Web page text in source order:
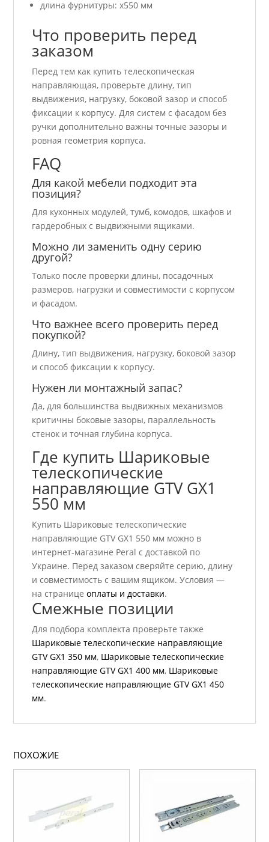
длина фурнитуры: x550 мм
Что проверить перед
заказом
Перед тем как купить телескопическая
направляющая, проверьте длину, тип
выдвижения, нагрузку, боковой зазор и способ
фиксации к корпусу. Для систем с фасадом без
ручки дополнительно важны точные зазоры и
ровная геометрия корпуса.
FAQ
Для какой мебели подходит эта
позиция?
Для кухонных модулей, тумб, комодов, шкафов и
гардеробных с выдвижными ящиками.
Можно ли заменить одну серию
другой?
Только после проверки длины, посадочных
размеров, нагрузки и совместимости с корпусом
и фасадом.
Что важнее всего проверить перед
покупкой?
Длину, тип выдвижения, нагрузку, боковой зазор
и способ фиксации к корпусу.
Нужен ли монтажный запас?
Да, для большинства выдвижных механизмов
критичны боковые зазоры, параллельность
стенок и точная глубина корпуса.
Где купить Шариковые
телескопические
направляющие GTV GX1
550 мм
Купить Шариковые телескопические
направляющие GTV GX1 550 мм можно в
интернет-магазине Peral с доставкой по
Украине. Перед заказом сверяйте серию, длину
и совместимость с вашим ящиком. Условия —
на страницеоплаты и доставки.
Смежные позиции
Для подбора комплекта проверьте также
Шариковые телескопические направляющие
GTV GX1 350 мм, Шариковые телескопические
направляющие GTV GX1 400 мм, Шариковые
телескопические направляющие GTV GX1 450
мм.
ПОХОЖИЕ